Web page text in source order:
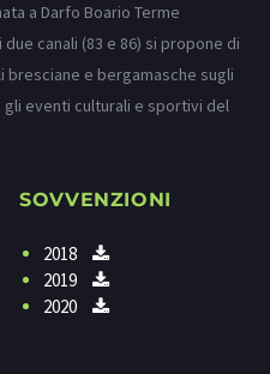
a Darfo Boario Terme
canali (83 e 86) si propone di
e bergamasche sugli
eventi culturali e sportivi del
SOVVENZIONI
2018
2019
2020